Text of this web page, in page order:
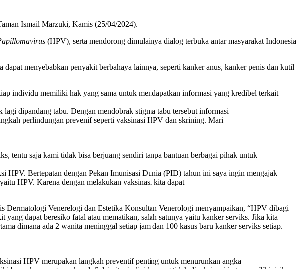
Ismail Marzuki, Kamis (25/04/2024).
(HPV), serta mendorong dimulainya dialog terbuka antar masyarakat Indonesia
menyebabkan penyakit berbahaya lainnya, seperti kanker anus, kanker penis dan kutil
individu memiliki hak yang sama untuk mendapatkan informasi yang kredibel terkait
dipandang tabu. Dengan mendobrak stigma tabu tersebut informasi
perlindungan prevenif seperti vaksinasi HPV dan skrining. Mari
tentu saja kami tidak bisa berjuang sendiri tanpa bantuan berbagai pihak untuk
HPV. Bertepatan dengan Pekan Imunisasi Dunia (PID) tahun ini saya ingin mengajak
HPV. Karena dengan melakukan vaksinasi kita dapat
Venerelogi dan Estetika Konsultan Venerologi menyampaikan, “HPV dibagi
yang dapat beresiko fatal atau mematikan, salah satunya yaitu kanker serviks. Jika kita
dimana ada 2 wanita meninggal setiap jam dan 100 kasus baru kanker serviks setiap.
HPV merupakan langkah preventif penting untuk menurunkan angka